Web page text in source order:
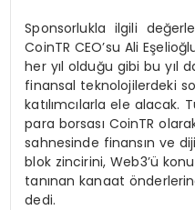
Sponsorlukla ilgili
CoinTR CEO’su Ali
her yıl olduğu gibi bu yıl
finansal teknolojilerdeki
katılımcılarla ele alacak.
para borsası CoinTR
sahnesinde finansın ve
blok zincirini, Web3’ü
tanınan kanaat
dedi.